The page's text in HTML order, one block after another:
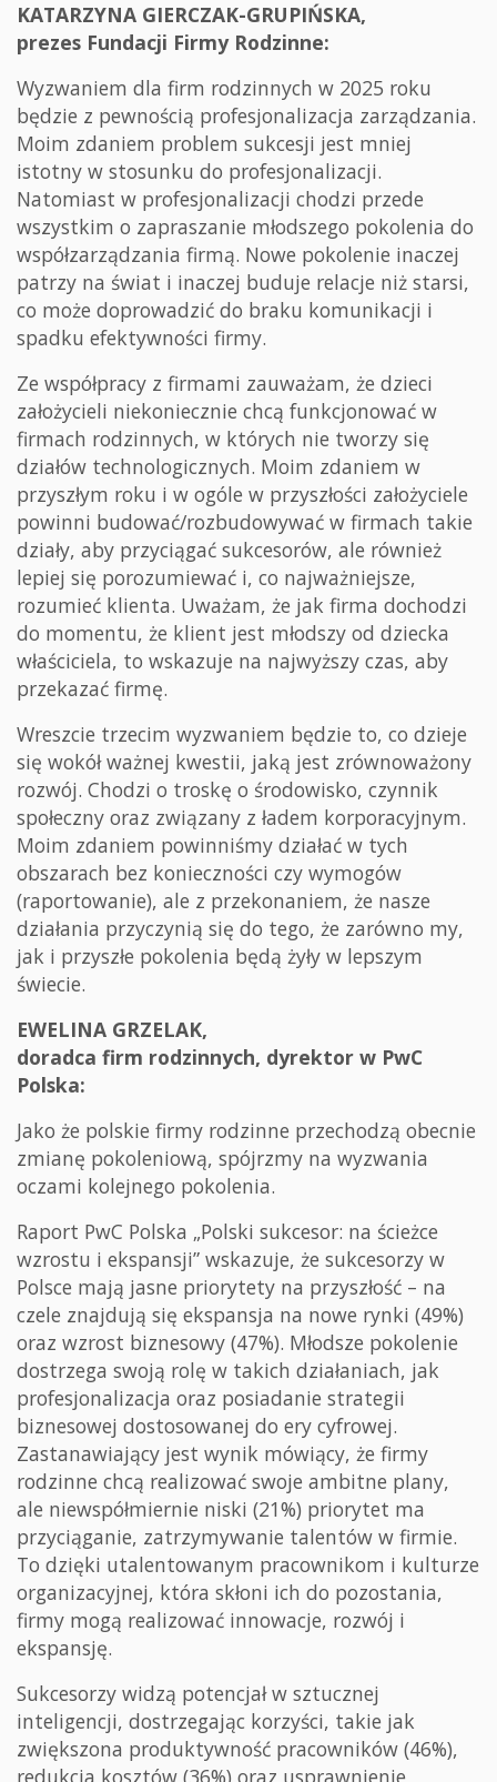
KATARZYNA GIERCZAK-GRUPIŃSKA,
prezes Fundacji Firmy Rodzinne:
Wyzwaniem dla firm rodzinnych w 2025 roku
będzie z pewnością profesjonalizacja zarządzania.
Moim zdaniem problem sukcesji jest mniej
istotny w stosunku do profesjonalizacji.
Natomiast w profesjonalizacji chodzi przede
wszystkim o zapraszanie młodszego pokolenia do
współzarządzania firmą. Nowe pokolenie inaczej
patrzy na świat i inaczej buduje relacje niż starsi,
co może doprowadzić do braku komunikacji i
spadku efektywności firmy.
Ze współpracy z firmami zauważam, że dzieci
założycieli niekoniecznie chcą funkcjonować w
firmach rodzinnych, w których nie tworzy się
działów technologicznych. Moim zdaniem w
przyszłym roku i w ogóle w przyszłości założyciele
powinni budować/rozbudowywać w firmach takie
działy, aby przyciągać sukcesorów, ale również
lepiej się porozumiewać i, co najważniejsze,
rozumieć klienta. Uważam, że jak firma dochodzi
do momentu, że klient jest młodszy od dziecka
właściciela, to wskazuje na najwyższy czas, aby
przekazać firmę.
Wreszcie trzecim wyzwaniem będzie to, co dzieje
się wokół ważnej kwestii, jaką jest zrównoważony
rozwój. Chodzi o troskę o środowisko, czynnik
społeczny oraz związany z ładem korporacyjnym.
Moim zdaniem powinniśmy działać w tych
obszarach bez konieczności czy wymogów
(raportowanie), ale z przekonaniem, że nasze
działania przyczynią się do tego, że zarówno my,
jak i przyszłe pokolenia będą żyły w lepszym
świecie.
EWELINA GRZELAK,
doradca firm rodzinnych, dyrektor w PwC
Polska:
Jako że polskie firmy rodzinne przechodzą obecnie
zmianę pokoleniową, spójrzmy na wyzwania
oczami kolejnego pokolenia.
Raport PwC Polska „Polski sukcesor: na ścieżce
wzrostu i ekspansji” wskazuje, że sukcesorzy w
Polsce mają jasne priorytety na przyszłość – na
czele znajdują się ekspansja na nowe rynki (49%)
oraz wzrost biznesowy (47%). Młodsze pokolenie
dostrzega swoją rolę w takich działaniach, jak
profesjonalizacja oraz posiadanie strategii
biznesowej dostosowanej do ery cyfrowej.
Zastanawiający jest wynik mówiący, że firmy
rodzinne chcą realizować swoje ambitne plany,
ale niewspółmiernie niski (21%) priorytet ma
przyciąganie, zatrzymywanie talentów w firmie.
To dzięki utalentowanym pracownikom i kulturze
organizacyjnej, która skłoni ich do pozostania,
firmy mogą realizować innowacje, rozwój i
ekspansję.
Sukcesorzy widzą potencjał w sztucznej
inteligencji, dostrzegając korzyści, takie jak
zwiększona produktywność pracowników (46%),
redukcja kosztów (36%) oraz usprawnienie